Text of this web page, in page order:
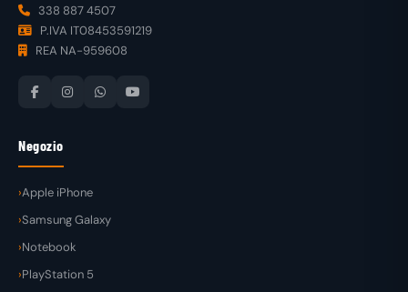
338 887 4507
P.IVA IT08453591219
REA NA-959608
Negozio
Apple iPhone
Samsung Galaxy
Notebook
PlayStation 5